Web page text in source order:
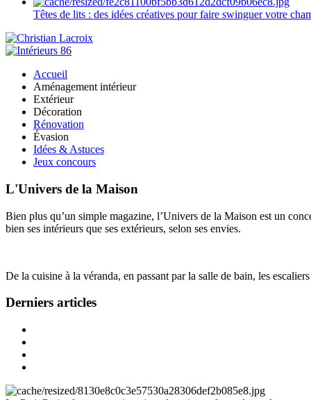
Têtes de lits : des idées créatives pour faire swinguer votre
Accueil
Aménagement intérieur
Extérieur
Décoration
Rénovation
Évasion
Idées & Astuces
Jeux concours
L'Univers de la Maison
Bien plus qu’un simple magazine, l’Univers de la Maison est un
bien ses intérieurs que ses extérieurs, selon ses envies.
De la cuisine à la véranda, en passant par la salle de bain, les
Derniers articles